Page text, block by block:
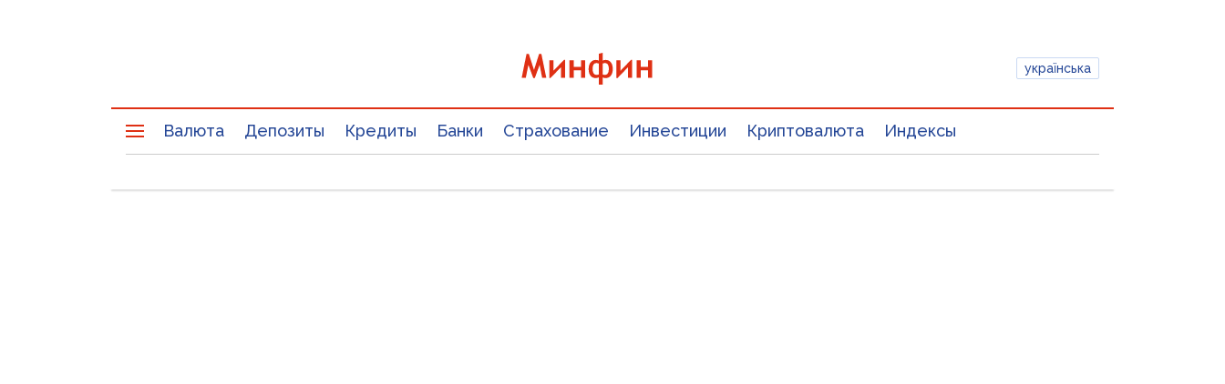
українська
Валюта Депозиты Кредиты Банки Страхование Инвестиции Криптовалюта Индексы